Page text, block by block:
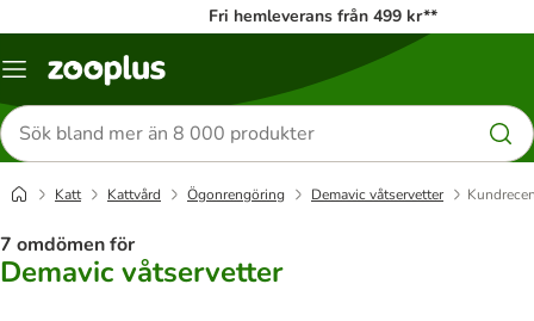
Fri hemleverans från 499 kr**
Katalogmeny
Sök
efter
produkter
Katt Kattvård Ögonrengöring Demavic våtservetter
7 omdömen för
Demavic våtservetter